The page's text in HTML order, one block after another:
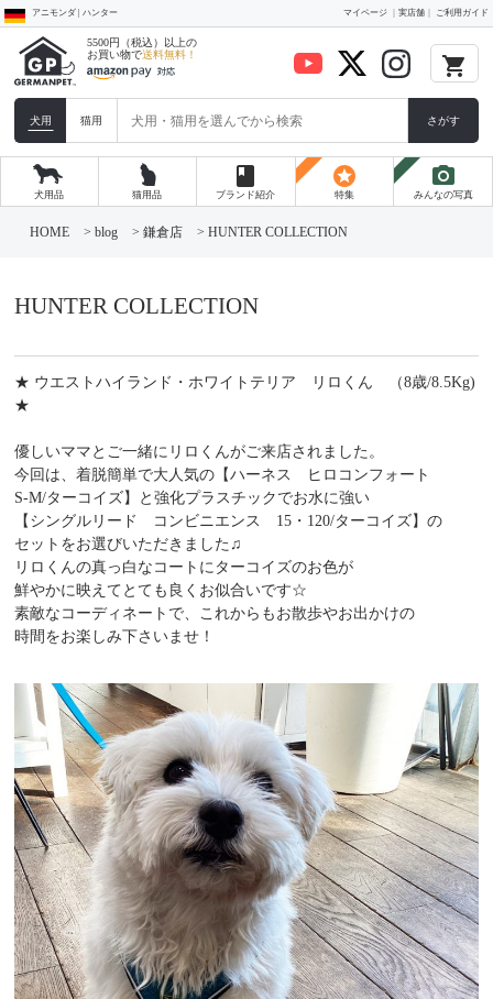
アニモンダ | ハンター マイページ 実店舗 ご利用ガイド
5500円（税込）以上の
お買い物で送料無料！ local_grocery_store
犬用 猫用 さがす
犬用品 猫用品
book
ブランド紹介
stars
特集
photo_camera
みんなの写真
へ
ス
プ
HOME > blog > 鎌倉店 > HUNTER COLLECTION
HUNTER COLLECTION
★ ウエストハイランド・ホワイトテリア リロくん （8歳/8.5Kg)
★
優しいママとご一緒にリロくんがご来店されました。
今回は、着脱簡単で大人気の【ハーネス ヒロコンフォート
S-M/ターコイズ】と強化プラスチックでお水に強い
【シングルリード コンビニエンス 15・120/ターコイズ】の
セットをお選びいただきました♫
リロくんの真っ白なコートにターコイズのお色が
鮮やかに映えてとても良くお似合いです☆
素敵なコーディネートで、これからもお散歩やお出かけの
時間をお楽しみ下さいませ！